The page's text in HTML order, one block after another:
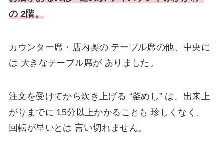
の 2階。
カウンター席・店内奥の テーブル席の他、中央に
は 大きなテーブル席が ありました。
注文を受けてから炊き上げる “釜めし” は、出来上
がりまでに 15分以上かかることも 珍しくなく、
回転が早いとは 言い切れません。